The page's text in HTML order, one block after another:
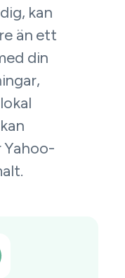
kan
än ett
din